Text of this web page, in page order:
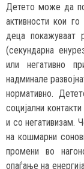
Детето може да
активности кои
деца покажуваат
(секундарна
или негативно
надминале
нормативно.
социјални
и со негативизам.
на кошмарни
промени во
опаѓање на